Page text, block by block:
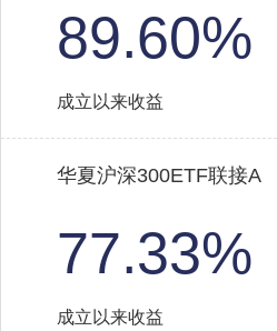
89.60%
成立以来收益
华夏沪深300ETF联接A
77.33%
成立以来收益